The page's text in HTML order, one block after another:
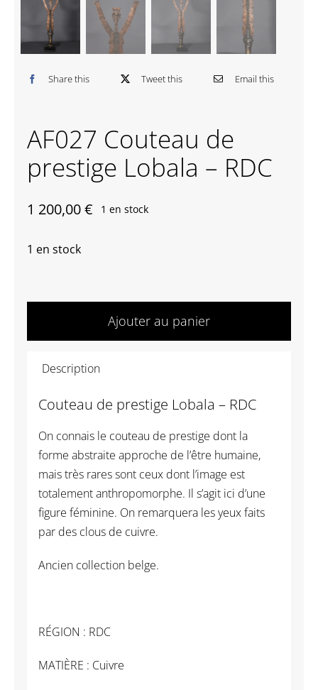
Contactez-nous
Share this Tweet this Email this
AF027 Couteau de
prestige Lobala – RDC
1 200,00€ 1 en stock
1 en stock
de
Lobala
-
RDC
Ajouter au panier
Description
Couteau de prestige Lobala – RDC
On connais le couteau de prestige dont la
forme abstraite approche de l’être humaine,
mais très rares sont ceux dont l’image est
totalement anthropomorphe. Il s’agit ici d’une
figure féminine. On remarquera les yeux faits
par des clous de cuivre.
Ancien collection belge.
RÉGION : RDC
MATIÈRE : Cuivre